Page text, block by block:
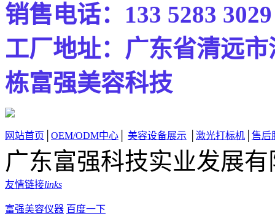
销售电话：133 5283
工厂地址：广东省清远
栋富强美容科技
网站首页 OEM/ODM中心 美容设备展示 激光打标机 售后
广东富强科技实业发展
友情链接links
富强美容仪器 百度一下